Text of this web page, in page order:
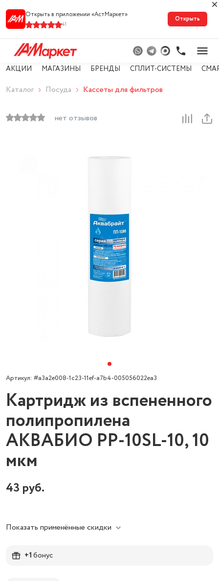
Открыть в приложении «АстМарке‪т‬»
41
Открыть
АКЦИИ МАГАЗИНЫ БРЕНДЫ СПЛИТ-СИСТЕМЫ
Каталог Посуда Кассеты для фильтров
нет отзывов
Артикул: #a3a2e008-1c23-11ef-a7b4-005056022ea3
Картридж из вспененного
полипропилена
АКВАБИО PP-10SL-10, 10
мкм
43 руб.
Показать применённые скидки
+1бонус